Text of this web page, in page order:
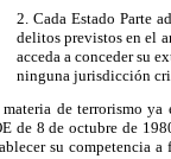
2. Cada Estado Parte
delitos previstos en el
acceda a conceder su
ninguna jurisdicción
materia de terrorismo
de 8 de octubre de
su competencia